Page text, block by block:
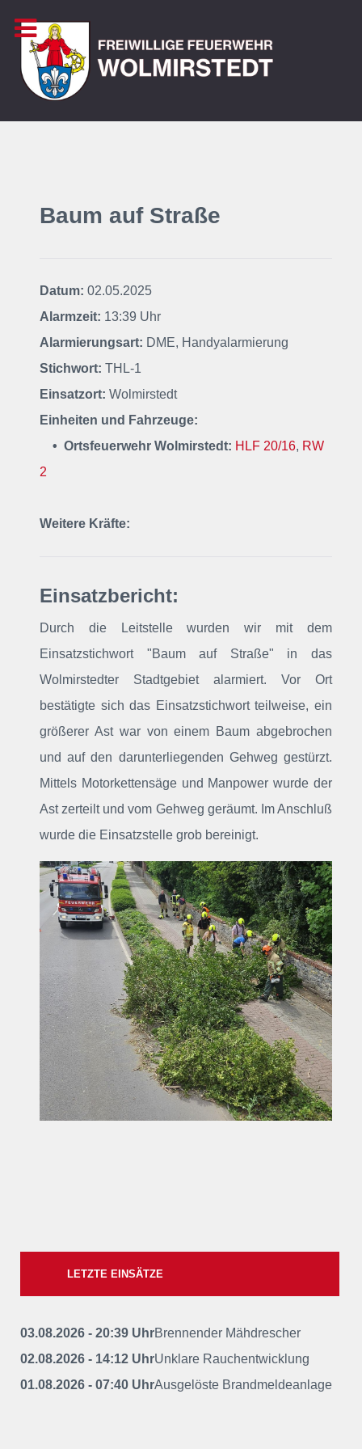
Baum auf Straße
Datum: 02.05.2025
Alarmzeit: 13:39 Uhr
Alarmierungsart: DME, Handyalarmierung
Stichwort: THL-1
Einsatzort: Wolmirstedt
Einheiten und Fahrzeuge:
• Ortsfeuerwehr Wolmirstedt: HLF 20/16, RW
2
Weitere Kräfte:
Einsatzbericht:
Durch die Leitstelle wurden wir mit dem
Einsatzstichwort "Baum auf Straße" in das
Wolmirstedter Stadtgebiet alarmiert. Vor Ort
bestätigte sich das Einsatzstichwort teilweise, ein
größerer Ast war von einem Baum abgebrochen
und auf den darunterliegenden Gehweg gestürzt.
Mittels Motorkettensäge und Manpower wurde der
Ast zerteilt und vom Gehweg geräumt. Im Anschluß
wurde die Einsatzstelle grob bereinigt.
LETZTE EINSÄTZE
03.08.2026 - 20:39 UhrBrennender Mähdrescher
02.08.2026 - 14:12 UhrUnklare Rauchentwicklung
01.08.2026 - 07:40 UhrAusgelöste Brandmeldeanlage